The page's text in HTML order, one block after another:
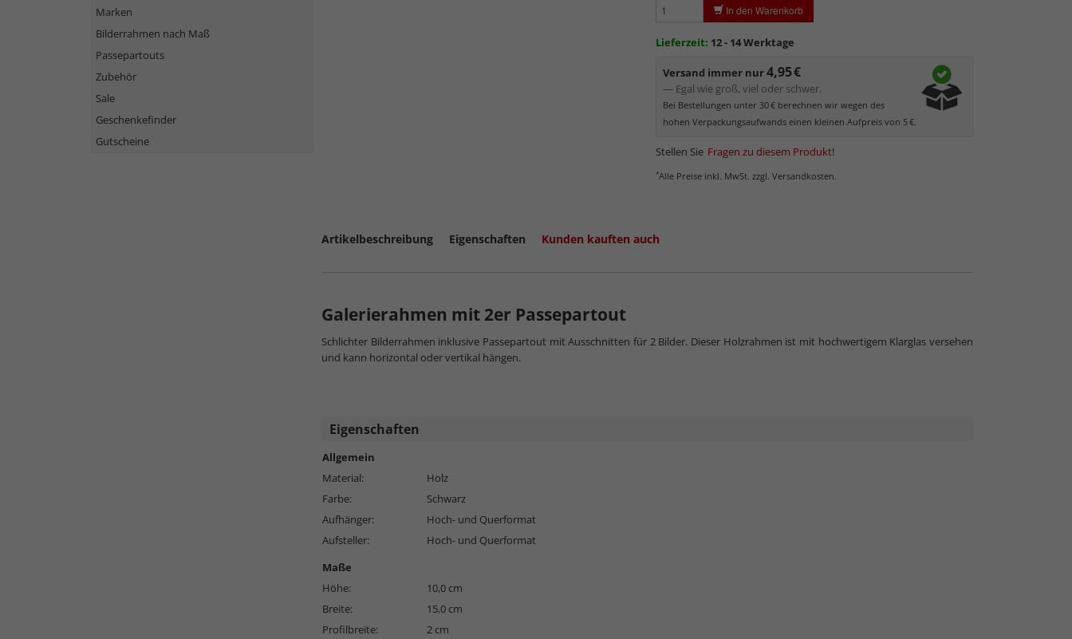
werden kann.
Schutz des Bildes.
Normalglas hat eine leichte Grünfärbung
, wodurch es im
Bereich der Weißtöne zu einem dezenten Grünschimmer
kommt. Für Bilder mit hellen Farben empfehlen wir Kunst- oder
Museumsglas.
mehr zum Normalglas
In den Warenkorb
Lieferzeit: 12 - 14 Werktage
Versand immer nur4,95 €
— Egal wie groß, viel oder schwer.
Bei Bestellungen unter 30 € berechnen wir wegen des
hohen Verpackungsaufwands einen kleinen Aufpreis von 5 €.
Stellen Sie Fragen zu diesem Produkt!
*Alle Preise inkl. MwSt. zzgl. Versandkosten.
Artikelbeschreibung Eigenschaften Kunden kauften auch
Galerierahmen mit 2er Passepartout
Schlichter Bilderrahmen inklusive Passepartout mit Ausschnitten für 2 Bilder. Dieser Holzrahmen ist mit hochwertigem Klarglas versehen
und kann horizontal oder vertikal hängen.
Eigenschaften
Allgemein
Material:
Holz
Farbe:
Schwarz
Aufhänger:
Hoch- und Querformat
Aufsteller:
Hoch- und Querformat
Maße
Höhe:
10,0 cm
Breite:
15,0 cm
Profilbreite:
2 cm
Marken
Bilderrahmen nach Maß
Passepartouts
Zubehör
Sale
Geschenkefinder
Gutscheine